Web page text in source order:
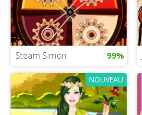
Steam Simon 99%
NOUVEAU